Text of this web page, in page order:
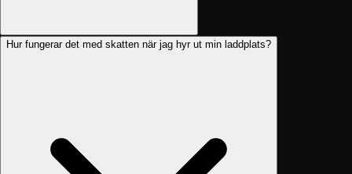
Hur fungerar det med skatten när jag hyr ut min laddplats?